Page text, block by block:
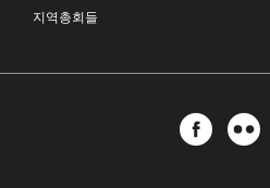
지역총회들